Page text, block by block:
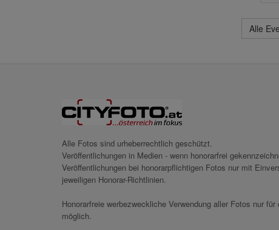
Alle
Alle Fotos sind urheberrechtlich geschützt.
Veröffentlichungen in Medien - wenn honorarfrei
Veröffentlichungen bei honorarpflichtigen Fotos nur mit
jeweiligen Honorar-Richtlinien.
Honorarfreie werbezweckliche Verwendung aller Fotos nur
möglich.